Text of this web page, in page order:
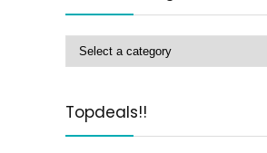
Topdeals!!